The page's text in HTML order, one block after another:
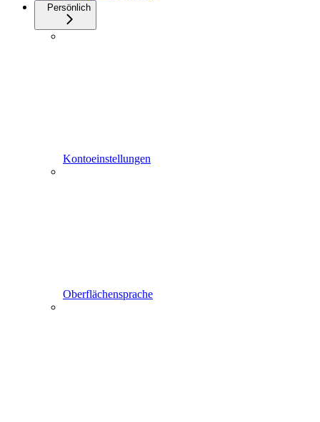
Persönlich
Kontoeinstellungen
Oberflächensprache